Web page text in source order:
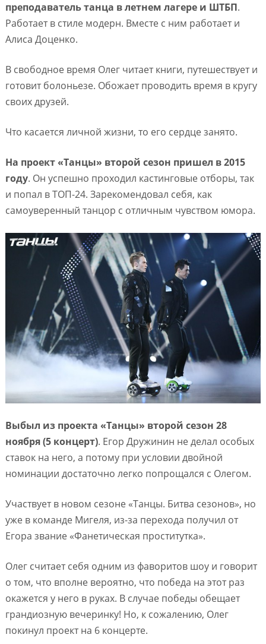
преподаватель танца в летнем лагере и ШТБП.
Работает в стиле модерн. Вместе с ним работает и
Алиса Доценко.
В свободное время Олег читает книги, путешествует и
готовит болоньезе. Обожает проводить время в кругу
своих друзей.
Что касается личной жизни, то его сердце занято.
На проект «Танцы» второй сезон пришел в 2015
году. Он успешно проходил кастинговые отборы, так
и попал в ТОП-24. Зарекомендовал себя, как
самоуверенный танцор с отличным чувством юмора.
Выбыл из проекта «Танцы» второй сезон 28
ноября (5 концерт). Егор Дружинин не делал особых
ставок на него, а потому при условии двойной
номинации достаточно легко попрощался с Олегом.
Участвует в новом сезоне «Танцы. Битва сезонов», но
уже в команде Мигеля, из-за перехода получил от
Егора звание «Фанетическая проститутка».
Олег считает себя одним из фаворитов шоу и говорит
о том, что вполне вероятно, что победа на этот раз
окажется у него в руках. В случае победы обещает
грандиозную вечеринку! Но, к сожалению, Олег
покинул проект на 6 концерте.